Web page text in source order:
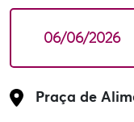
06/06/2026
Praça de